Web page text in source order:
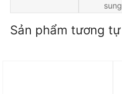
sung
Sản phẩm tương tự